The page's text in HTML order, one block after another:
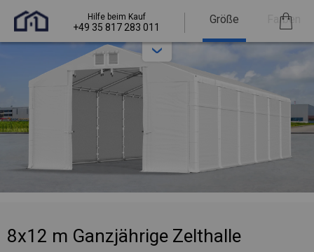
Hilfe beim Kauf
+49 35 817 283 011
Größe Farben
8x12 m Ganzjährige Zelthalle